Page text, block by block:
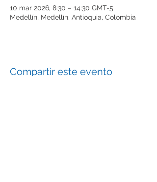
10 mar 2026, 8:30 – 14:30 GMT-5
Medellín, Medellín, Antioquia, Colombia
Compartir este evento